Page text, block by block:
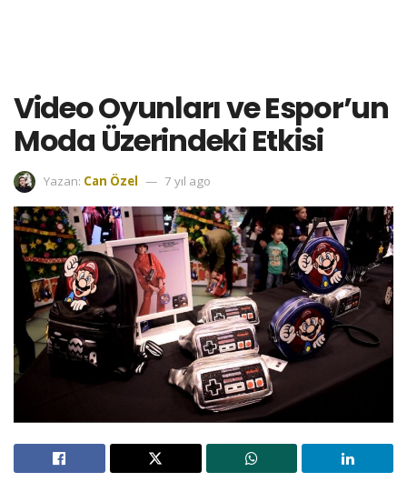
Video Oyunları ve Espor’un
Moda Üzerindeki Etkisi
Yazan: Can Özel 7 yıl ago